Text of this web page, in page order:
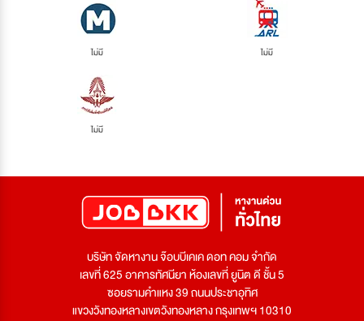
ไม่มี ไม่มี
ไม่มี
บริษัท จัดหางาน จ๊อบบีเคเค ดอท คอม จำกัด
เลขที่ 625 อาคารทัศนียา ห้องเลขที่ ยูนิต ดี ชั้น 5
ซอยรามคำแหง 39 ถนนประชาอุทิศ
แขวงวังทองหลางเขตวังทองหลาง กรุงเทพฯ 10310